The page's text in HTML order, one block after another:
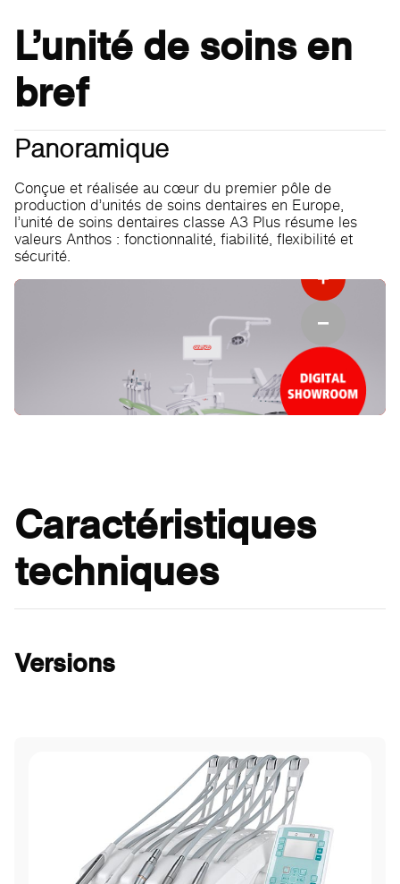
L’unité de soins en
bref
Panoramique
Conçue et réalisée au cœur du premier pôle de
production d’unités de soins dentaires en Europe,
l’unité de soins dentaires classe A3 Plus résume les
valeurs Anthos : fonctionnalité, fiabilité, flexibilité et
sécurité.
Caractéristiques
techniques
Versions